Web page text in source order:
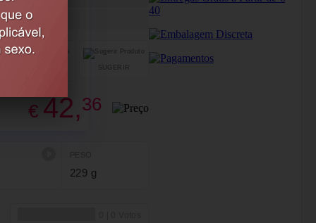
SUGERIR
€ 42,36
229 g